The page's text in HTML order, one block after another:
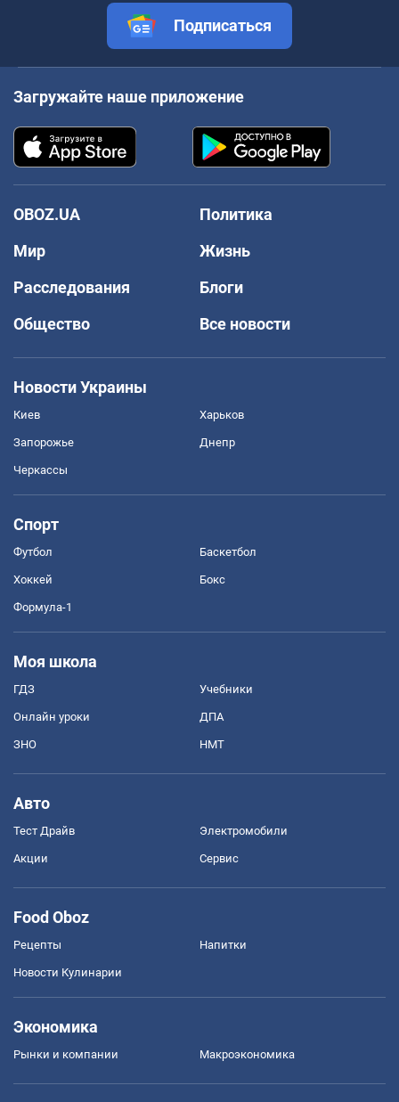
Подписаться
Загружайте наше приложение
OBOZ.UA
Политика
Мир
Жизнь
Расследования
Блоги
Общество
Все новости
Новости Украины
Киев Харьков
Запорожье Днепр
Черкассы
Спорт
Футбол Баскетбол
Хоккей Бокс
Формула-1
Моя школа
ГДЗ Учебники
Онлайн уроки ДПА
ЗНО НМТ
Авто
Тест Драйв Электромобили
Акции Сервис
Food Oboz
Рецепты Напитки
Новости Кулинарии
Экономика
Рынки и компании Mакроэкономика